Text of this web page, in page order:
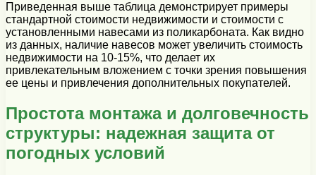
Приведенная выше таблица демонстрирует примеры
стандартной стоимости недвижимости и стоимости с
установленными навесами из поликарбоната. Как видно
из данных, наличие навесов может увеличить стоимость
недвижимости на 10-15%, что делает их
привлекательным вложением с точки зрения повышения
ее цены и привлечения дополнительных покупателей.
Простота монтажа и долговечность
структуры: надежная защита от
погодных условий